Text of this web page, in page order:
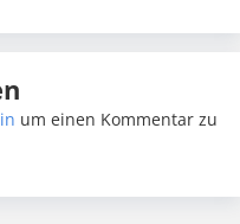
um einen Kommentar zu